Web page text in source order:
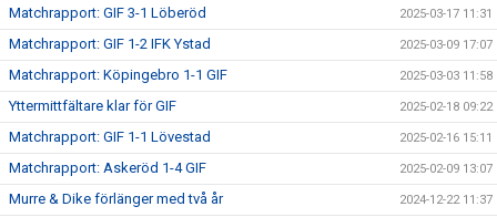
Matchrapport: GIF 3-1 Löberöd 2025-03-17 11:31
Matchrapport: GIF 1-2 IFK Ystad 2025-03-09 17:07
Matchrapport: Köpingebro 1-1 GIF 2025-03-03 11:58
Yttermittfältare klar för GIF 2025-02-18 09:22
Matchrapport: GIF 1-1 Lövestad 2025-02-16 15:11
Matchrapport: Askeröd 1-4 GIF 2025-02-09 13:07
Murre & Dike förlänger med två år 2024-12-22 11:37